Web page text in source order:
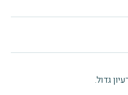
גדול.